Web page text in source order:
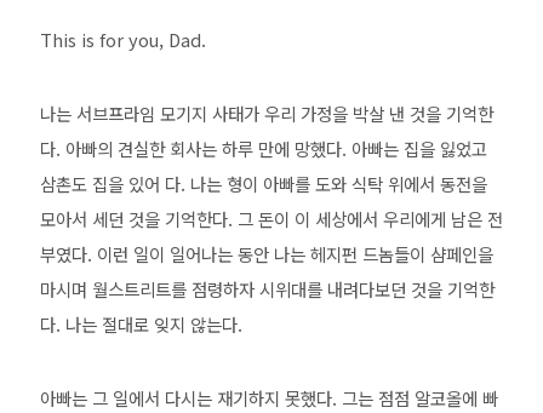
This is for you, Dad.
나는 서브프라임 모기지 사태가 우리 가정을 박살 낸 것을 기억한
다. 아빠의 견실한 회사는 하루 만에 망했다. 아빠는 집을 잃었고
삼촌도 집을 있어 다. 나는 형이 아빠를 도와 식탁 위에서 동전을
모아서 세던 것을 기억한다. 그 돈이 이 세상에서 우리에게 남은 전
부였다. 이런 일이 일어나는 동안 나는 헤지펀 드놈들이 샴페인을
마시며 월스트리트를 점령하자 시위대를 내려다보던 것을 기억한
다. 나는 절대로 잊지 않는다.
아빠는 그 일에서 다시는 재기하지 못했다. 그는 점점 알코올에 빠